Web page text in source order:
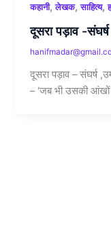
कहानी,लेखक,साहित्य,
दूसरा पड़ाव -
दूसरा पड़ाव – संघर्ष
– ‘जब भी उसकी